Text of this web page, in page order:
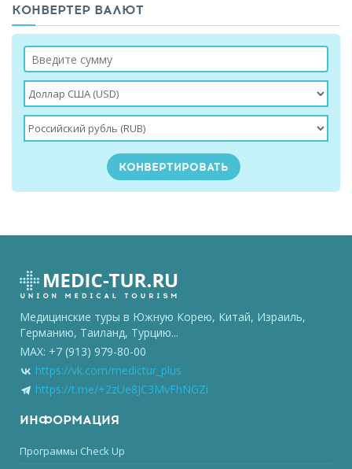
КОНВЕРТЕР ВАЛЮТ
Медицинские туры в Южную Корею, Китай, Израиль,
Германию, Таиланд, Турцию...
MAX: +7 (913) 979-80-00
https://vk.com/medictur_plus
https://t.me/+2zUe8JC3MvFhNGZi
ИНФОРМАЦИЯ
Программы Check Up